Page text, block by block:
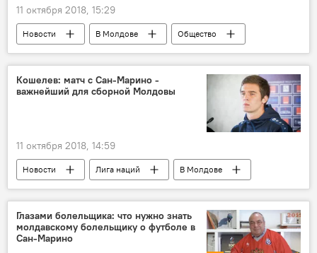
11 октября 2018, 15:29
Новости В Молдове
Общество
Республика Молдова
Алексей Петрович
Национальный Координационный Комитет "Победа"
захоронение
Кошелев: матч с Сан-Марино -
важнейший для сборной Молдовы
11 октября 2018, 14:59
Новости Лига наций
В Молдове
Спорт
Будни молдавского футбола
Республика Молдова
Сан-Марино
Алексей Кошелев
Лига наций
Глазами болельщика: что нужно знать
молдавскому болельщику о футболе в
Сан-Марино